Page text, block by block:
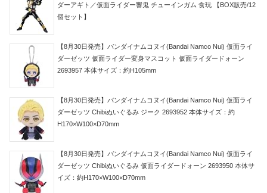
ダーアギト／仮面ライダー響鬼 チューインガム 食玩 【BOX販売/12
個セット】
【8月30日発売】バンダイナムコヌイ(Bandai Namco Nui) 仮面ライ
ダーゼッツ 仮面ライダー変身マスコット 仮面ライダードォーン
2693957 本体サイズ：約H105mm
【8月30日発売】バンダイナムコヌイ(Bandai Namco Nui) 仮面ライ
ダーゼッツ Chibiぬいぐるみ ジーク 2693952 本体サイズ：約
H170×W100×D70mm
【8月30日発売】バンダイナムコヌイ(Bandai Namco Nui) 仮面ライ
ダーゼッツ Chibiぬいぐるみ 仮面ライダードォーン 2693950 本体サ
イズ：約H170×W100×D70mm